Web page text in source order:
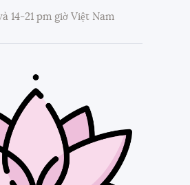
14-21 pm giờ Việt Nam